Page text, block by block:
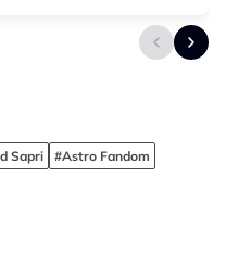
Sapri
#Astro Fandom